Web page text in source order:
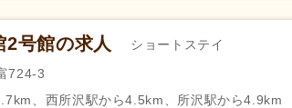
2号館の求人 ショートステイ
724-3
、西所沢駅から4.5km、所沢駅から4.9km